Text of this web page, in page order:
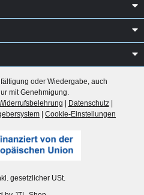
oder Wiedergabe, auch
mit Genehmigung.
| Datenschutz|
| Cookie-Einstellungen
gesetzlicher USt.